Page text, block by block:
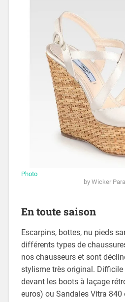
Photo
by Wicker
En toute saison
Escarpins, bottes, nu pieds
différents types de
nos chausseurs et sont
stylisme très original. Difficile
devant les boots à laçage
euros) ou Sandales Vitra 840